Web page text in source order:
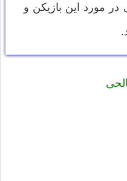
در مورد این بازیکن و